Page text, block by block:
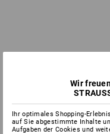
Wir
Ihr optimales Shopping-
auf Sie abgestimmte Inhalte
Aufgaben der Cookies und